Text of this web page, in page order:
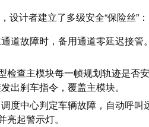
计者建立了多级安全“保险丝”：
道故障时，备用通道零延迟接管
检查主模块每一帧规划轨迹是否
出刹车指令，覆盖主模块。
度中心判定车辆故障，自动呼叫
起警示灯。